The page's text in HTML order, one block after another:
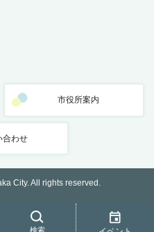
検索
市役所案内
合わせ
City. All rights reserved.